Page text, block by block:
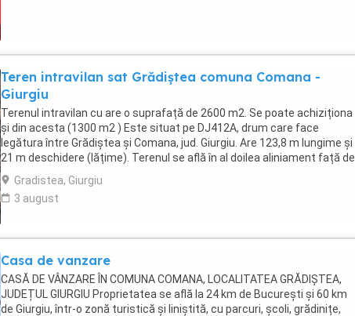
Teren intravilan sat Grădiștea comuna Comana -
Giurgiu
Terenul intravilan cu are o suprafață de 2600 m2. Se poate achiziționa
și din acesta (1300 m2 ) Este situat pe DJ412A, drum care face
legătura între Grădiștea și Comana, jud. Giurgiu. Are 123,8 m lungime și
21 m deschidere (lățime). Terenul se află în al doilea aliniament față de
drumul județean. ...
Gradistea, Giurgiu
3 august
Casa de vanzare
CASĂ DE VÂNZARE ÎN COMUNA COMANA, LOCALITATEA GRĂDIȘTEA,
JUDEȚUL GIURGIU Proprietatea se află la 24 km de București și 60 km
de Giurgiu, într-o zonă turistică și liniștită, cu parcuri, școli, grădinițe,